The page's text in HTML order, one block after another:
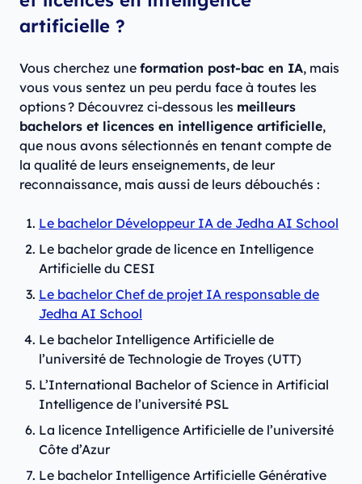
artificielle ?
Vous cherchez une formation post-bac en IA, mais
vous vous sentez un peu perdu face à toutes les
options ? Découvrez ci-dessous les meilleurs
bachelors et licences en intelligence artificielle,
que nous avons sélectionnés en tenant compte de
la qualité de leurs enseignements, de leur
reconnaissance, mais aussi de leurs débouchés :
Le bachelor Développeur IA de Jedha AI School
Le bachelor grade de licence en Intelligence
Artificielle du CESI
Le bachelor Chef de projet IA responsable de
Jedha AI School
Le bachelor Intelligence Artificielle de
l’université de Technologie de Troyes (UTT)
L’International Bachelor of Science in Artificial
Intelligence de l’université PSL
La licence Intelligence Artificielle de l’université
Côte d’Azur
Le bachelor Intelligence Artificielle Générative